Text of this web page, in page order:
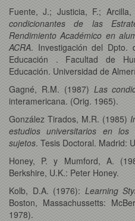
Fuente, J.; Justicia, F.;
condicionantes de las
Rendimiento Académico en
ACRA. Investigación del Dpto.
Educación . Facultad de
Educación. Universidad de
Gagné, R.M. (1987) Las
interamericana. (Orig. 1965).
González Tirados, M.R. (1985)
estudios universitarios en
sujetos. Tesis Doctoral. Madrid:
Honey, P. y Mumford, A.
Berkshire, U.K.: Peter Honey.
Kolb, D.A. (1976): Learning
Boston, Massachussetts:
1978).